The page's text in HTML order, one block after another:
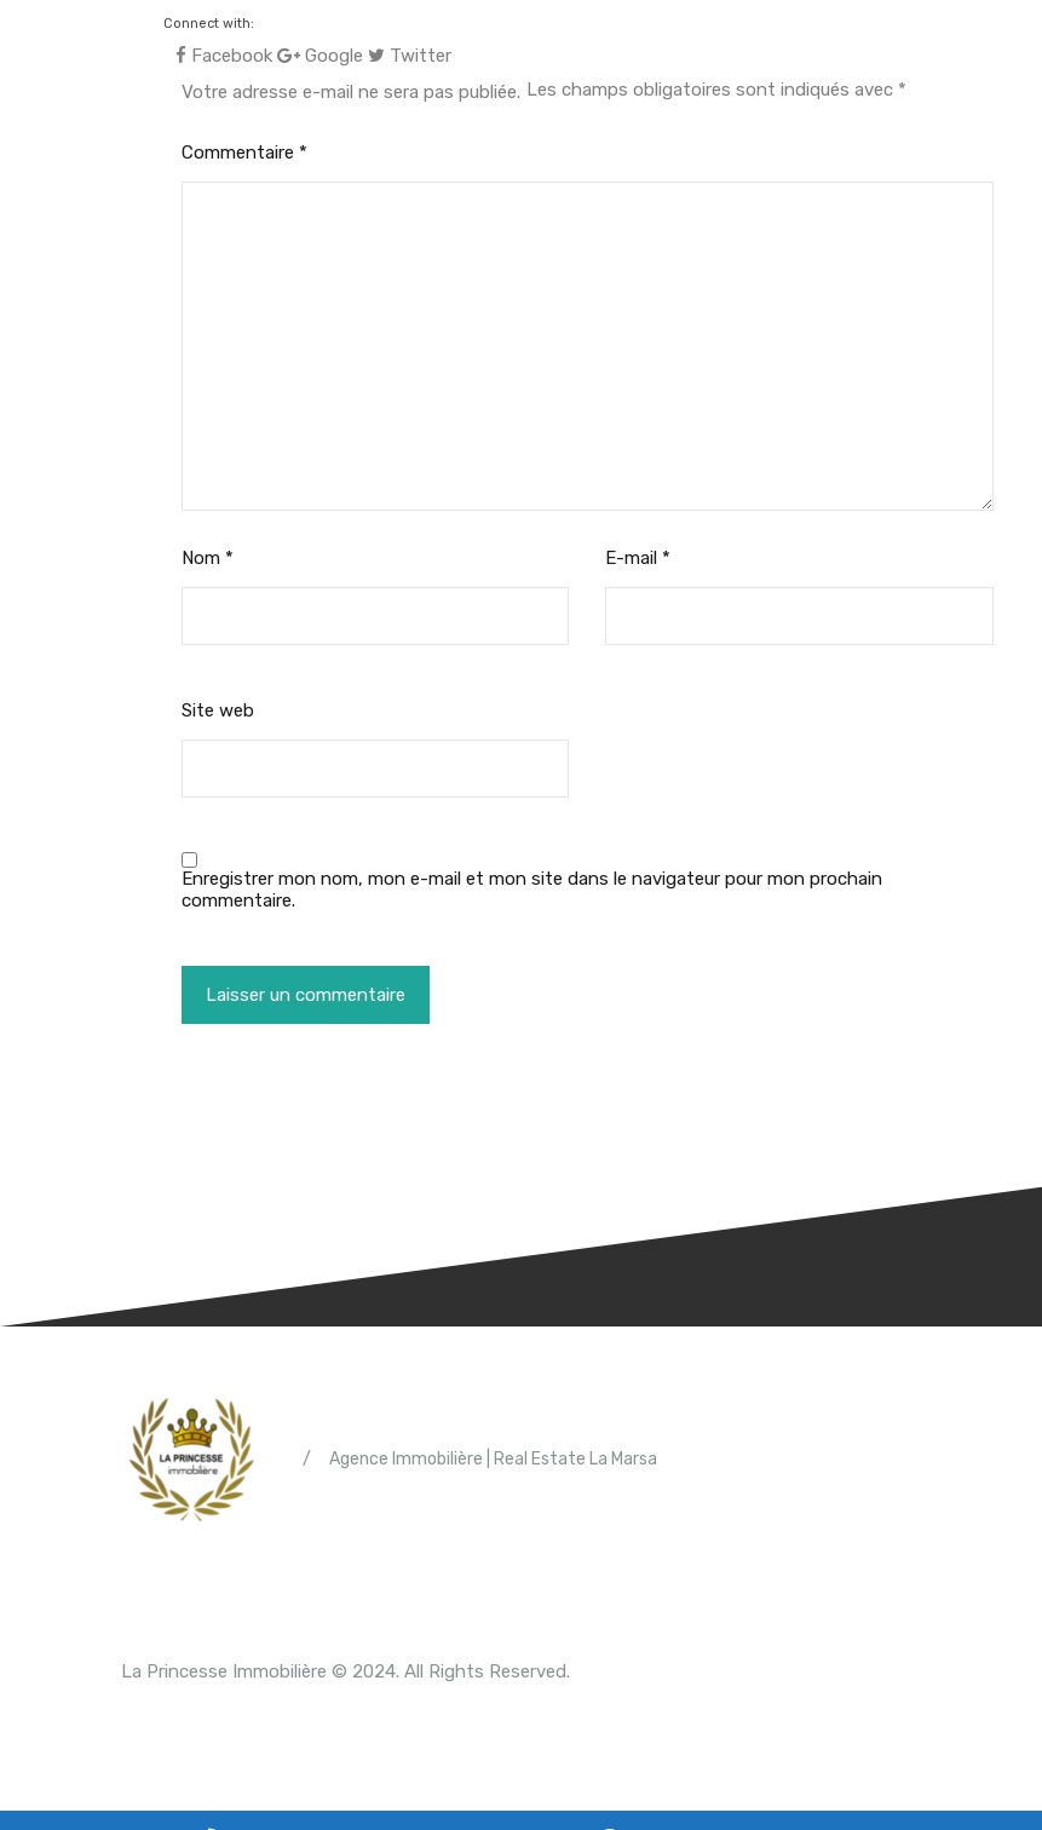
Connect with:
Facebook Google
Twitter
Votre adresse e-mail ne sera pas publiée. Les champs obligatoires sont indiqués avec *
Commentaire *
Nom * E-mail *
Site web
Enregistrer mon nom, mon e-mail et mon site dans le navigateur pour mon prochain
commentaire.
/ Agence Immobilière | Real Estate La Marsa
La Princesse Immobilière © 2024. All Rights Reserved.